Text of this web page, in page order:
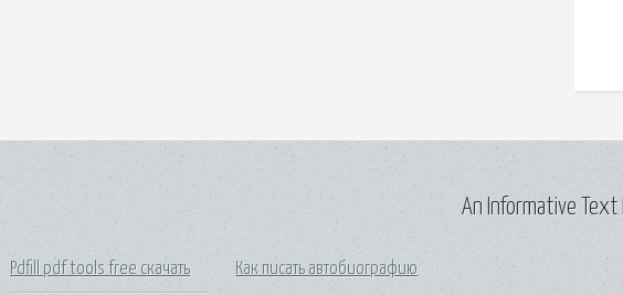
Pdfill pdf tools free скачать
Как писать автобиографию
An Informative Text